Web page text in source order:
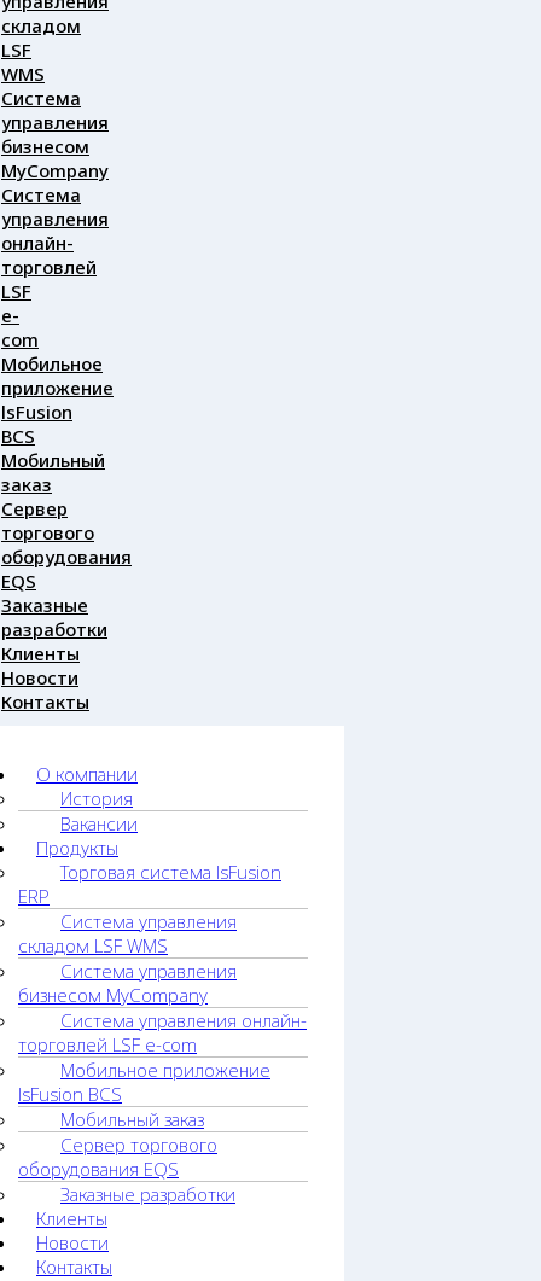
складом
LSF
WMS
Система
управления
бизнесом
MyCompany
Система
управления
онлайн-
торговлей
LSF
e-
com
Мобильное
приложение
lsFusion
BCS
Мобильный
заказ
Сервер
торгового
оборудования
EQS
Заказные
разработки
Клиенты
Новости
Контакты
О компании
История
Вакансии
Продукты
Торговая система lsFusion
ERP
Система управления
складом LSF WMS
Система управления
бизнесом MyCompany
Система управления онлайн-
торговлей LSF e-com
Мобильное приложение
lsFusion BCS
Мобильный заказ
Сервер торгового
оборудования EQS
Заказные разработки
Клиенты
Новости
Контакты